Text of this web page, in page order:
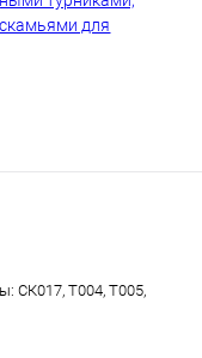
СК017, Т004, Т005,